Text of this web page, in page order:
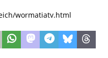
wormatiatv.html